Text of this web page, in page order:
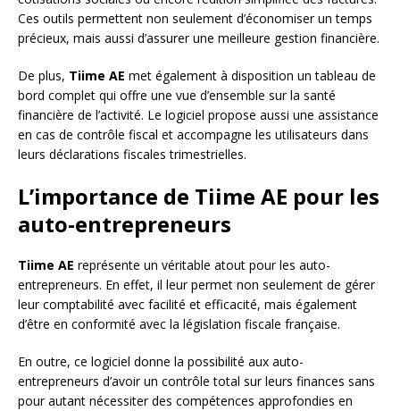
Ces outils permettent non seulement d’économiser un temps
précieux, mais aussi d’assurer une meilleure gestion financière.
De plus, Tiime AE met également à disposition un tableau de
bord complet qui offre une vue d’ensemble sur la santé
financière de l’activité. Le logiciel propose aussi une assistance
en cas de contrôle fiscal et accompagne les utilisateurs dans
leurs déclarations fiscales trimestrielles.
L’importance de Tiime AE pour les
auto-entrepreneurs
Tiime AE représente un véritable atout pour les auto-
entrepreneurs. En effet, il leur permet non seulement de gérer
leur comptabilité avec facilité et efficacité, mais également
d’être en conformité avec la législation fiscale française.
En outre, ce logiciel donne la possibilité aux auto-
entrepreneurs d’avoir un contrôle total sur leurs finances sans
pour autant nécessiter des compétences approfondies en